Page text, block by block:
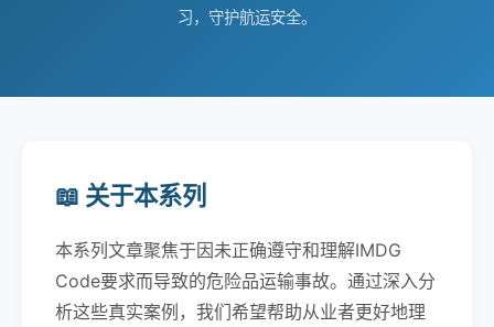
习，守护航运安全。
📖 关于本系列
本系列文章聚焦于因未正确遵守和理解IMDG
Code要求而导致的危险品运输事故。通过深入分
析这些真实案例，我们希望帮助从业者更好地理